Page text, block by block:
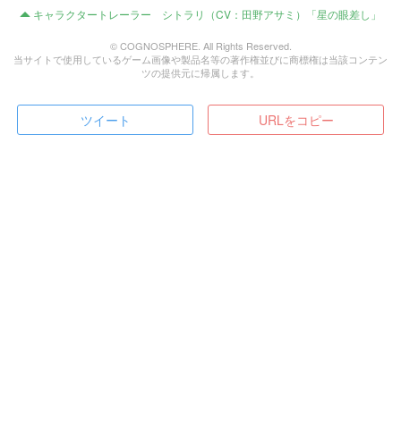
キャラクタートレーラー シトラリ（CV：田野アサミ）「星の眼差し」
© COGNOSPHERE. All Rights Reserved.
当サイトで使用しているゲーム画像や製品名等の著作権並びに商標権は当該コンテン
ツの提供元に帰属します。
ツイート URLをコピー